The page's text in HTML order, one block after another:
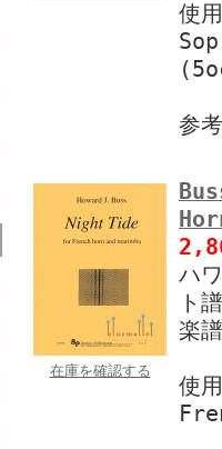
使
参
在庫を確認する
ハ
ト
楽
使